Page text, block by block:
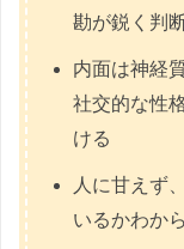
勘が鋭く判
内面は神経
社交的な性
ける
人に甘えず
いるかわか